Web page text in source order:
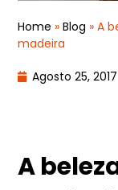
Home »Blog »A
madeira
Agosto 25, 2017
A